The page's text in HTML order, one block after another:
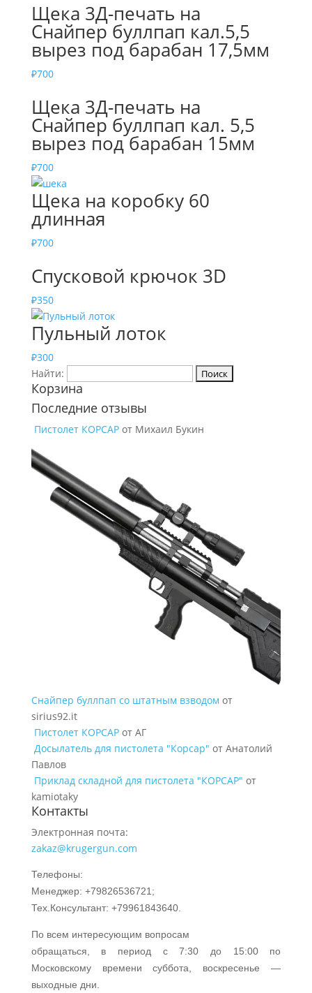
Щека 3Д-печать на
Снайпер буллпап кал.5,5
вырез под барабан 17,5мм
₽700
Щека 3Д-печать на
Снайпер буллпап кал. 5,5
вырез под барабан 15мм
₽700
Щека на коробку 60
длинная
₽700
Спусковой крючок 3D
₽350
Пульный лоток
₽300
Найти:
Корзина
Последние отзывы
Пистолет КОРСАР от Михаил Букин
Снайпер буллпап со штатным взводом от
sirius92.it
Пистолет КОРСАР от АГ
Досылатель для пистолета "Корсар" от Анатолий
Павлов
Приклад складной для пистолета "КОРСАР" от
kamiotaky
Контакты
Электронная почта:
zakaz@krugergun.com
Телефоны:
Менеджер: +79826536721;
Тех.Консультант: +79961843640.
По всем интересующим вопросам
обращаться, в период с 7:30 до 15:00 по
Московскому времени суббота, воскресенье —
выходные дни.